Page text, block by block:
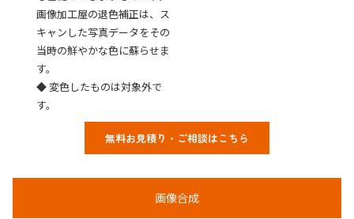
画像合成
画像加工屋の退色補正は、ス
キャンした写真データをその
当時の鮮やかな色に蘇らせま
す。
◆ 変色したものは対象外で
す。
無料お見積り・ご相談はこちら